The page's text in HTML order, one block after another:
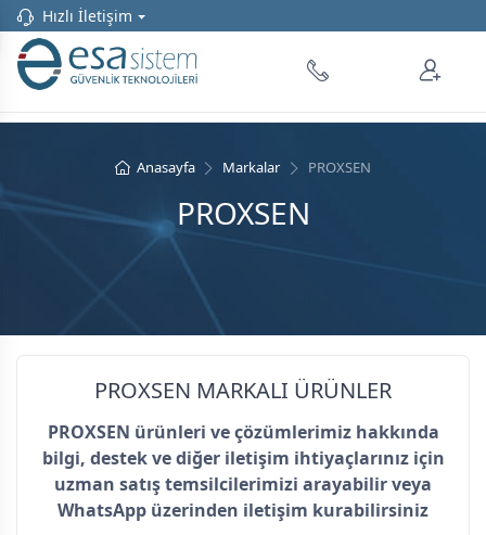
Hızlı İletişim
Anasayfa Markalar PROXSEN
PROXSEN
PROXSEN MARKALI ÜRÜNLER
PROXSEN ürünleri ve çözümlerimiz hakkında
bilgi, destek ve diğer iletişim ihtiyaçlarınız için
uzman satış temsilcilerimizi arayabilir veya
WhatsApp üzerinden iletişim kurabilirsiniz